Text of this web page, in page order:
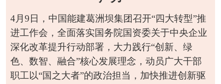
4月9日，中国能建葛洲坝集团召开“四大转型”推
进工作会，全面落实国务院国资委关于中央企业
深化改革提升行动部署，大力践行“创新、绿
色、数智、融合”核心发展理念，动员广大干部
职工以“国之大者”的政治担当，加快推进创新驱